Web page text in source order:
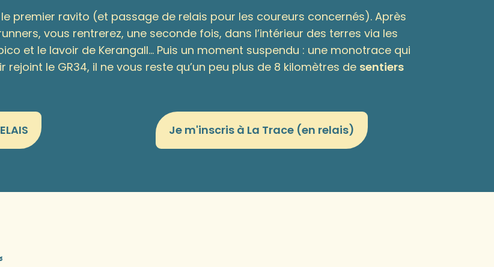
premier ravito (et passage de relais pour les coureurs concernés). Après
vous rentrerez, une seconde fois, dans l’intérieur des terres via les
et le lavoir de Kerangall… Puis un moment suspendu : une monotrace qui
le GR34, il ne vous reste qu’un peu plus de 8 kilomètres de sentiers
Je m'inscris à La Trace (en relais)